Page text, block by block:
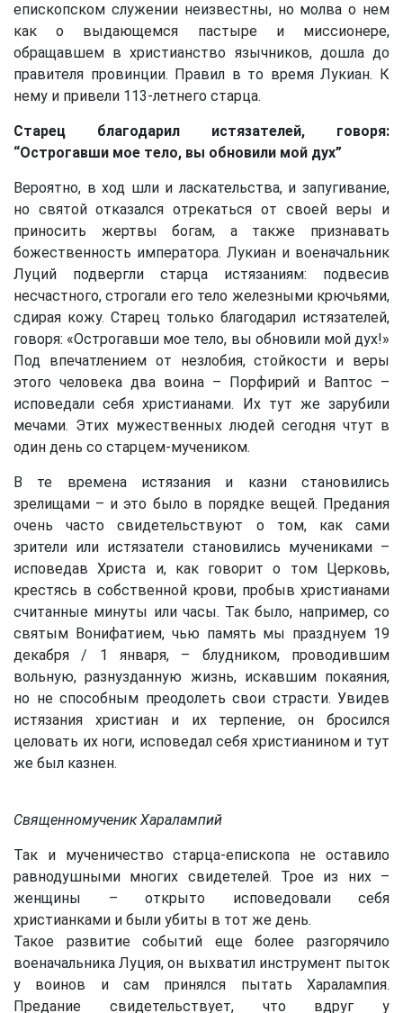
епископском служении неизвестны, но молва о нем
как о выдающемся пастыре и миссионере,
обращавшем в христианство язычников, дошла до
правителя провинции. Правил в то время Лукиан. К
нему и привели 113-летнего старца.
Старец благодарил истязателей, говоря:
“Острогавши мое тело, вы обновили мой дух”
Вероятно, в ход шли и ласкательства, и запугивание,
но святой отказался отрекаться от своей веры и
приносить жертвы богам, а также признавать
божественность императора. Лукиан и военачальник
Луций подвергли старца истязаниям: подвесив
несчастного, строгали его тело железными крючьями,
сдирая кожу. Старец только благодарил истязателей,
говоря: «Острогавши мое тело, вы обновили мой дух!»
Под впечатлением от незлобия, стойкости и веры
этого человека два воина – Порфирий и Ваптос –
исповедали себя христианами. Их тут же зарубили
мечами. Этих мужественных людей сегодня чтут в
один день со старцем-мучеником.
В те времена истязания и казни становились
зрелищами – и это было в порядке вещей. Предания
очень часто свидетельствуют о том, как сами
зрители или истязатели становились мучениками –
исповедав Христа и, как говорит о том Церковь,
крестясь в собственной крови, пробыв христианами
считанные минуты или часы. Так было, например, со
святым Вонифатием, чью память мы празднуем 19
декабря / 1 января, – блудником, проводившим
вольную, разнузданную жизнь, искавшим покаяния,
но не способным преодолеть свои страсти. Увидев
истязания христиан и их терпение, он бросился
целовать их ноги, исповедал себя христианином и тут
же был казнен.
Священномученик Харалампий
Так и мученичество старца-епископа не оставило
равнодушными многих свидетелей. Трое из них –
женщины – открыто исповедовали себя
христианками и были убиты в тот же день.
Такое развитие событий еще более разгорячило
военачальника Луция, он выхватил инструмент пыток
у воинов и сам принялся пытать Харалампия.
Предание свидетельствует, что вдруг у